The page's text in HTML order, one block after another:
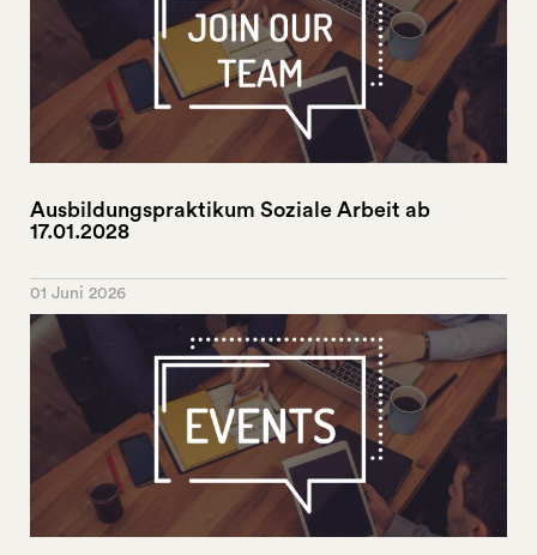
Ausbildungspraktikum Soziale Arbeit ab
17.01.2028
01 Juni 2026